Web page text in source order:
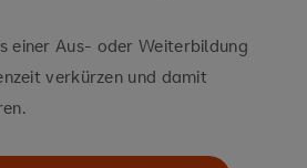
einer Aus- oder Weiterbildung
verkürzen und damit